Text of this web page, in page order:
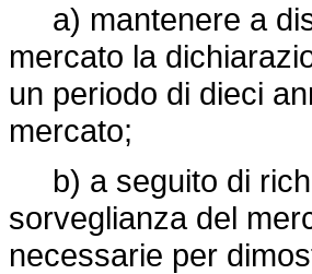
a) mantenere a
mercato la
un periodo di dieci
mercato;
b) a seguito di
sorveglianza del
necessarie per